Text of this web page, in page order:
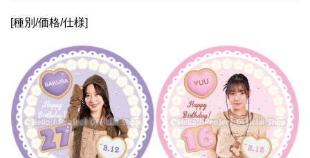
[種別/価格/仕様]